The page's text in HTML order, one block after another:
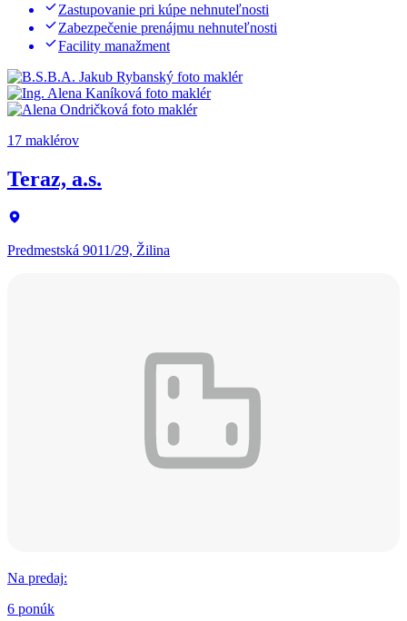
Zastupovanie pri kúpe nehnuteľnosti
Zabezpečenie prenájmu nehnuteľnosti
Facility manažment
17 maklérov
Teraz, a.s.
Predmestská 9011/29, Žilina
Na predaj:
6 ponúk